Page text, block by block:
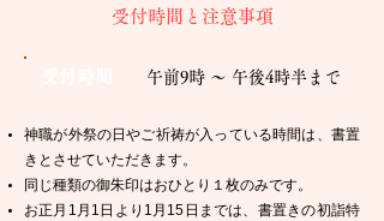
受付時間と注意事項
午前9時 ～ 午後4時半まで
神職が外祭の日やご祈祷が入っている時間は、書置
きとさせていただきます。
同じ種類の御朱印はおひとり１枚のみです。
お正月1月1日より1月15日までは、書置きの初詣特